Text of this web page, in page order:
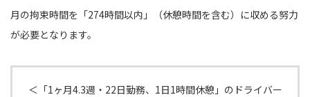
月の拘束時間を「274時間以内」（休憩時間を含む）に収める努力
が必要となります。
＜「1ヶ月4.3週・22日勤務、1日1時間休憩」のドライバー